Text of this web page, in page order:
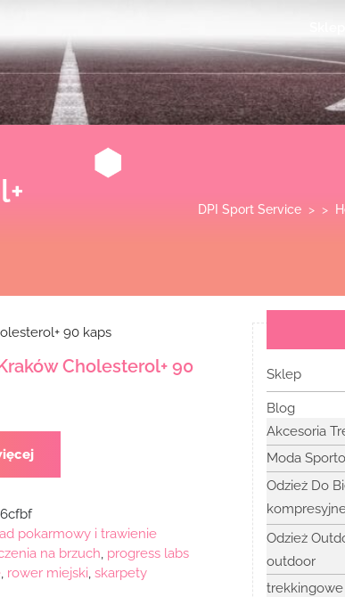
DPI Sport Service > >
90 kaps
Cholesterol+ 90
pokarmowy i trawienie
na brzuch progress labs
, rower miejski skarpety
Sklep
Blog
Akcesoria
Moda
Odzież Do
Odzież
outdoor
trekkingowe